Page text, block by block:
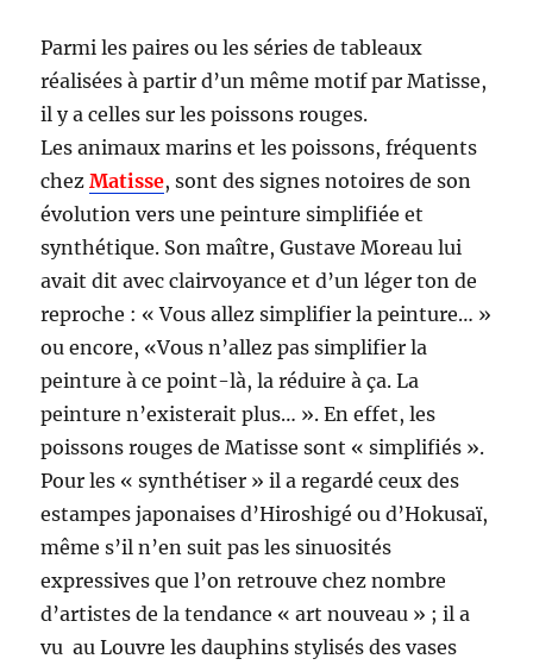
Parmi les paires ou les séries de tableaux
réalisées à partir d’un même motif par Matisse,
il y a celles sur les poissons rouges.
Les animaux marins et les poissons, fréquents
chezMatisse, sont des signes notoires de son
évolution vers une peinture simplifiée et
synthétique. Son maître, Gustave Moreau lui
avait dit avec clairvoyance et d’un léger ton de
reproche : « Vous allez simplifier la peinture… »
ou encore, «Vous n’allez pas simplifier la
peinture à ce point-là, la réduire à ça. La
peinture n’existerait plus… ». En effet, les
poissons rouges de Matisse sont « simplifiés ».
Pour les « synthétiser » il a regardé ceux des
estampes japonaises d’Hiroshigé ou d’Hokusaï,
même s’il n’en suit pas les sinuosités
expressives que l’on retrouve chez nombre
d’artistes de la tendance « art nouveau » ; il a
vu au Louvre les dauphins stylisés des vases